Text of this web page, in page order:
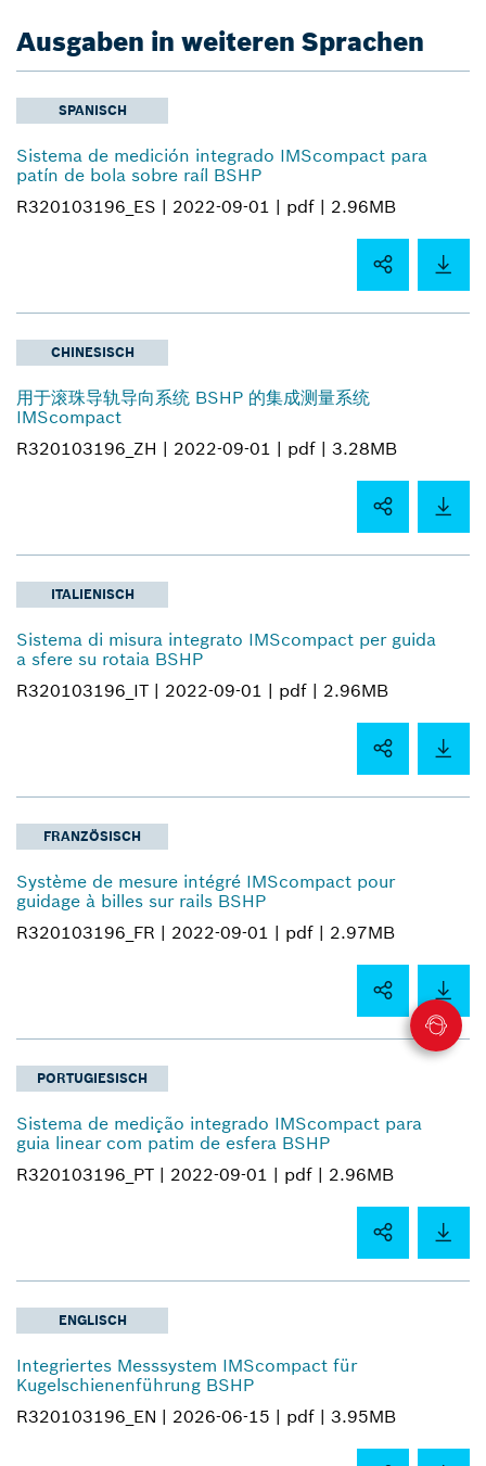
Ausgaben in weiteren Sprachen
SPANISCH
Sistema de medición integrado IMScompact para
patín de bola sobre raíl BSHP
R320103196_ES | 2022-09-01 | pdf | 2.96MB
CHINESISCH
用于滚珠导轨导向系统 BSHP 的集成测量系统
IMScompact
R320103196_ZH | 2022-09-01 | pdf | 3.28MB
ITALIENISCH
Sistema di misura integrato IMScompact per guida
a sfere su rotaia BSHP
R320103196_IT | 2022-09-01 | pdf | 2.96MB
FRANZÖSISCH
Système de mesure intégré IMScompact pour
guidage à billes sur rails BSHP
R320103196_FR | 2022-09-01 | pdf | 2.97MB
PORTUGIESISCH
Sistema de medição integrado IMScompact para
guia linear com patim de esfera BSHP
R320103196_PT | 2022-09-01 | pdf | 2.96MB
ENGLISCH
Integriertes Messsystem IMScompact für
Kugelschienenführung BSHP
R320103196_EN | 2026-06-15 | pdf | 3.95MB